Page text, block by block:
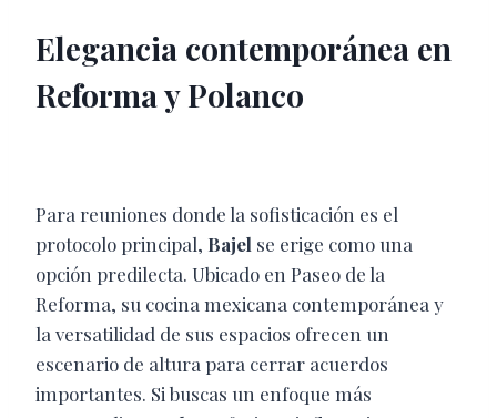
Elegancia contemporánea en
Reforma y Polanco
Para reuniones donde la sofisticación es el
protocolo principal, Bajel se erige como una
opción predilecta. Ubicado en Paseo de la
Reforma, su cocina mexicana contemporánea y
la versatilidad de sus espacios ofrecen un
escenario de altura para cerrar acuerdos
importantes. Si buscas un enfoque más